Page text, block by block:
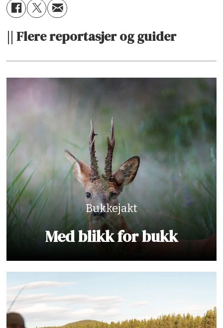
|| Flere reportasjer og guider
Bukkejakt
Med blikk for bukk